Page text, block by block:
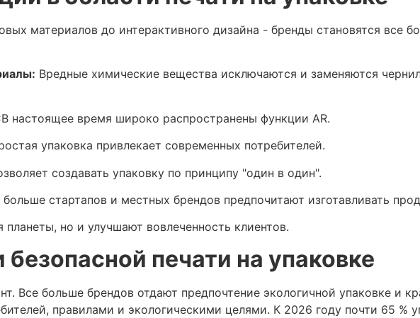
материалов до интерактивного дизайна - бренды становятся все
Вредные химические вещества исключаются и заменяются
В настоящее время широко распространены функции AR.
упаковка привлекает современных потребителей.
создавать упаковку по принципу "один в один".
больше стартапов и местных брендов предпочитают изготавливать
но и улучшают вовлеченность клиентов.
безопасной печати на упаковке
Все больше брендов отдают предпочтение экологичной упаковке и
правилами и экологическими целями. К 2026 году почти 65 %